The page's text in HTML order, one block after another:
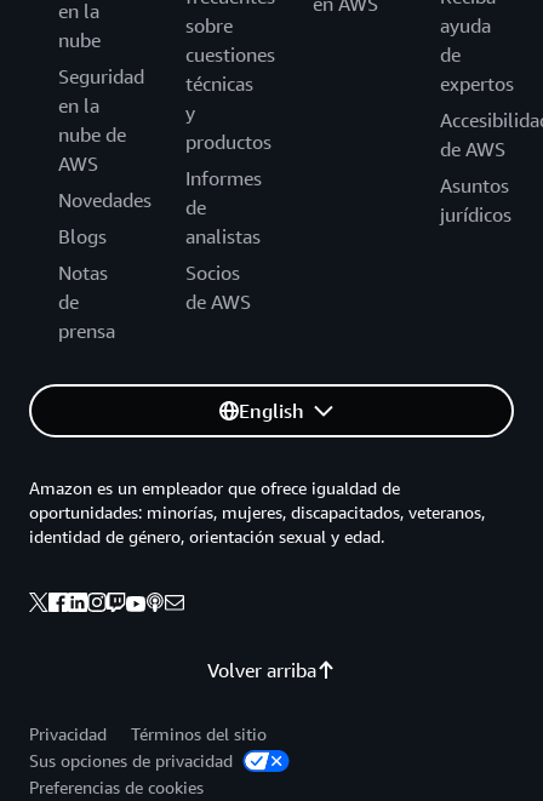
en la
nube
Seguridad
en la
nube de
AWS
Novedades
Blogs
Notas
de
prensa
sobre
cuestiones
técnicas
y
productos
Informes
de
analistas
Socios
de AWS
ayuda
de
expertos
de AWS
Asuntos
jurídicos
English
Volver arriba
Amazon es un empleador que ofrece igualdad de
oportunidades: minorías, mujeres, discapacitados, veteranos,
identidad de género, orientación sexual y edad.
Privacidad
Términos del sitio
Sus opciones de privacidad
Preferencias de cookies